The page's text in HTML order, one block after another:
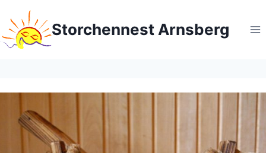
Inhalt
springen
Storchennest Arnsberg